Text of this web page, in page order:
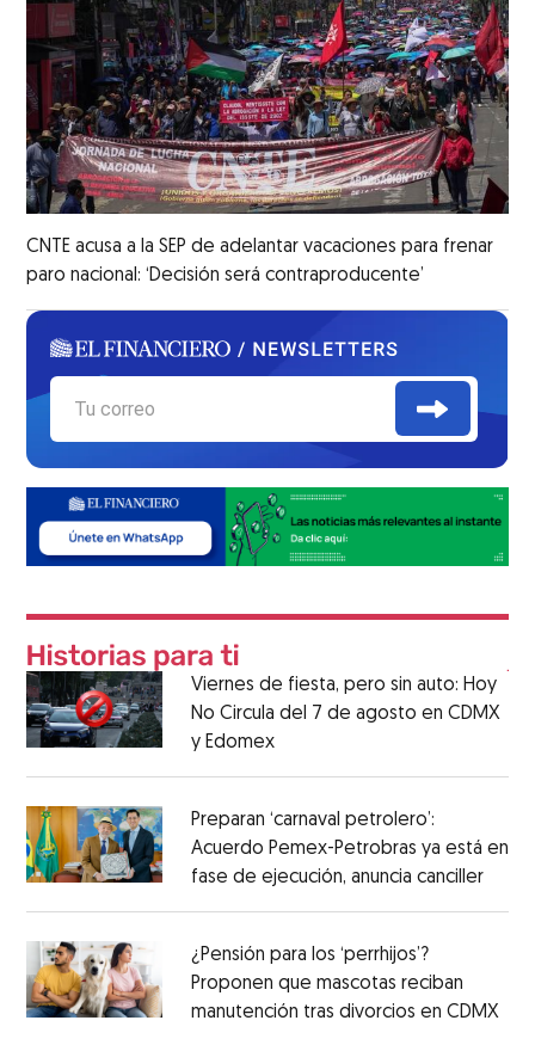
CNTE acusa a la SEP de adelantar vacaciones para frenar
paro nacional: ‘Decisión será contraproducente’
Viernes de fiesta, pero sin auto: Hoy
No Circula del 7 de agosto en CDMX
y Edomex
Preparan ‘carnaval petrolero’:
Acuerdo Pemex-Petrobras ya está en
fase de ejecución, anuncia canciller
¿Pensión para los ‘perrhijos’?
Proponen que mascotas reciban
manutención tras divorcios en CDMX